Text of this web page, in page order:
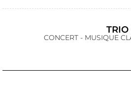
CONCERT - MUSIQUE